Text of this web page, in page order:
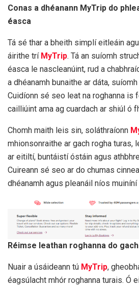
Conas a dhéanann MyTrip do
éasca
Tá sé thar a bheith simplí eitleáin
áirithe trí MyTrip. Tá an suíomh
éasca le nascleanúint, rud a
a dhéanamh bunaithe ar dáta,
Cuidíonn sé seo leat na roghanna is
cailliúint ama ag cuardach ar shiúl ó
Chomh maith leis sin, soláthraíonn
mhionsonraithe ar gach rogha turas,
ar eitiltí, buntáistí óstáin agus
Cuireann sé seo ar do chumas
dhéanamh agus pleanáil níos muiníní
Réimse leathan roghanna do
Nuair a úsáideann tú MyTrip,
éagsúlacht mhór roghanna turais. Ó